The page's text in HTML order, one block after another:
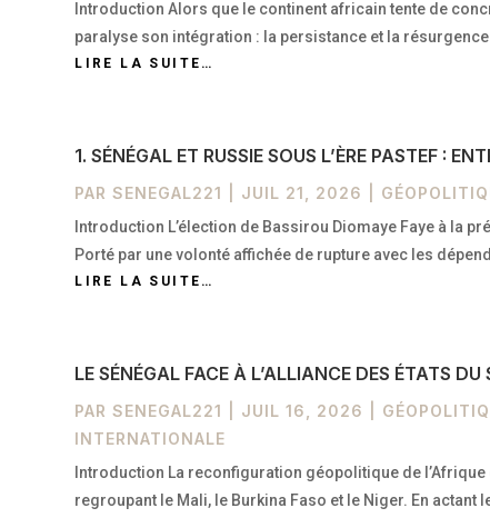
Introduction Alors que le continent africain tente de
paralyse son intégration : la persistance et la
LIRE LA SUITE…
1. SÉNÉGAL ET RUSSIE SOUS L’ÈRE PASTEF :
PARSENEGAL221 JUIL 21, 2026
Introduction L’élection de Bassirou Diomaye Faye à la
Porté par une volonté affichée de rupture avec les
LIRE LA SUITE…
LE SÉNÉGAL FACE À L’ALLIANCE DES ÉTATS
PARSENEGAL221 JUIL 16, 2026
INTERNATIONALE
Introduction La reconfiguration géopolitique de
regroupant le Mali, le Burkina Faso et le Niger. En actant